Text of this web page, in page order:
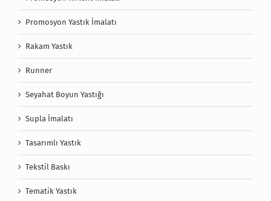
Promosyon Yastık İmalatı
Rakam Yastık
Runner
Seyahat Boyun Yastığı
Supla İmalatı
Tasarımlı Yastık
Tekstil Baskı
Tematik Yastık